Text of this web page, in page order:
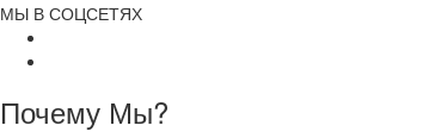
МЫ В СОЦСЕТЯХ
Почему Мы?